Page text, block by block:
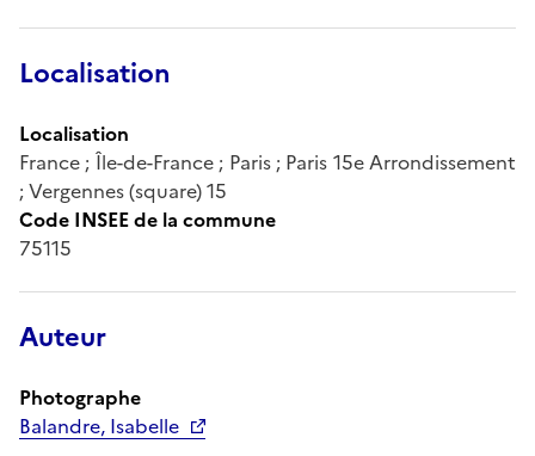
Localisation
Localisation
France ; Île-de-France ; Paris ; Paris 15e Arrondissement
; Vergennes (square) 15
Code INSEE de la commune
75115
Auteur
Photographe
Balandre, Isabelle